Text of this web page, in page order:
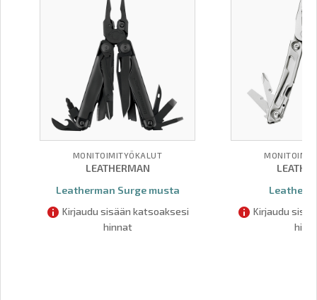
MONITOIMITYÖKALUT
LEATHERMAN
Leatherman Surge musta
Kirjaudu sisään katsoaksesi
hinnat
Kirjaudu